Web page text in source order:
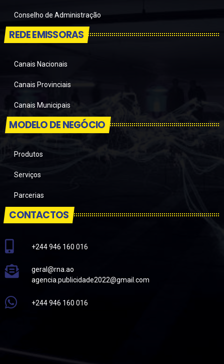
Conselho de Administração
REDE EMISSORAS
Canais Nacionais
Canais Provinciais
Canais Municipais
MODELO DE NEGÓCIO
Produtos
Serviços
Parcerias
CONTACTOS
+244 946 160 016
geral@rna.ao
agencia.publicidade2022@gmail.com
+244 946 160 016